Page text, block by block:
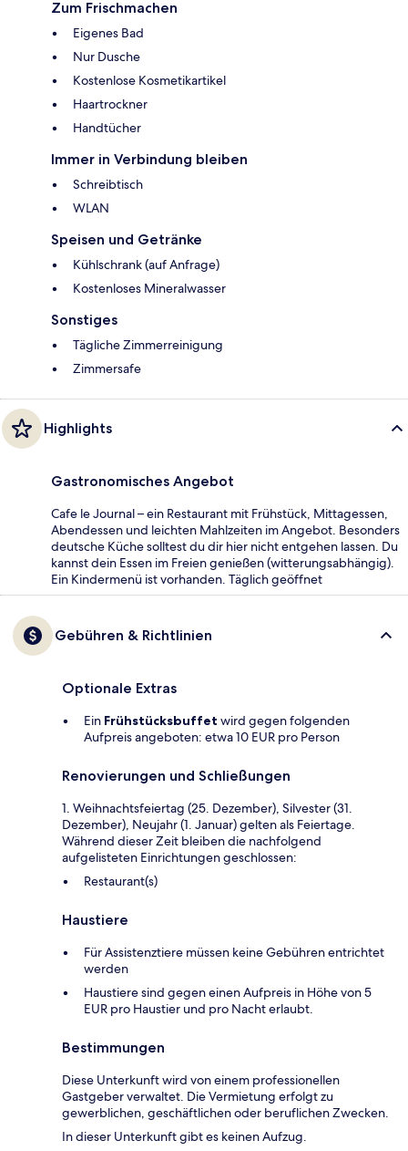
Zum Frischmachen
Eigenes Bad
Nur Dusche
Kostenlose Kosmetikartikel
Haartrockner
Handtücher
Immer in Verbindung bleiben
Schreibtisch
WLAN
Speisen und Getränke
Kühlschrank (auf Anfrage)
Kostenloses Mineralwasser
Sonstiges
Tägliche Zimmerreinigung
Zimmersafe
Highlights
Gastronomisches Angebot
Cafe le Journal – ein Restaurant mit Frühstück, Mittagessen,
Abendessen und leichten Mahlzeiten im Angebot. Besonders
deutsche Küche solltest du dir hier nicht entgehen lassen. Du
kannst dein Essen im Freien genießen (witterungsabhängig).
Ein Kindermenü ist vorhanden. Täglich geöffnet
Gebühren & Richtlinien
Optionale Extras
Ein Frühstücksbuffet wird gegen folgenden
Aufpreis angeboten: etwa 10 EUR pro Person
Renovierungen und Schließungen
1. Weihnachtsfeiertag (25. Dezember), Silvester (31.
Dezember), Neujahr (1. Januar) gelten als Feiertage.
Während dieser Zeit bleiben die nachfolgend
aufgelisteten Einrichtungen geschlossen:
Restaurant(s)
Haustiere
Für Assistenztiere müssen keine Gebühren entrichtet
werden
Haustiere sind gegen einen Aufpreis in Höhe von 5
EUR pro Haustier und pro Nacht erlaubt.
Bestimmungen
Diese Unterkunft wird von einem professionellen
Gastgeber verwaltet. Die Vermietung erfolgt zu
gewerblichen, geschäftlichen oder beruflichen Zwecken.
In dieser Unterkunft gibt es keinen Aufzug.